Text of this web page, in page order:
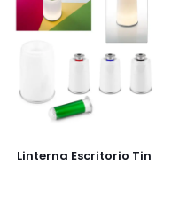
Linterna Escritorio Tin